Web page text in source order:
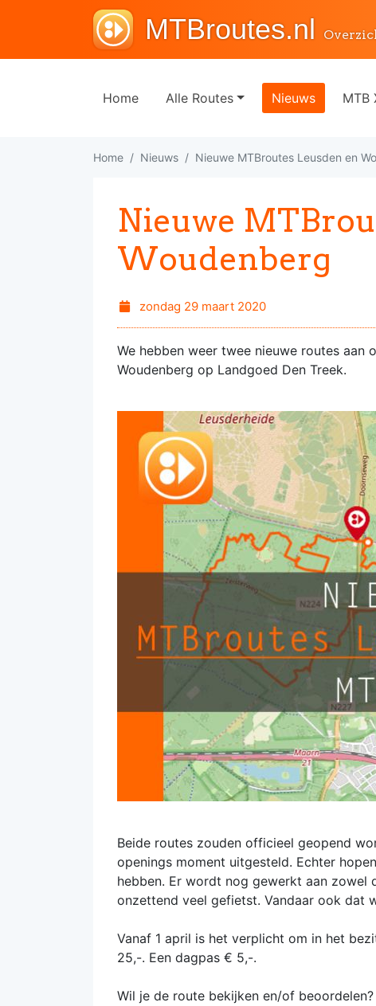
MTBroutes.nl
Home Alle Routes Nieuws MTB
Home Nieuws Nieuwe MTBroutes Leusden en
Nieuwe
Woudenberg
zondag 29 maart 2020
We hebben weer twee nieuwe routes aan
Woudenberg op Landgoed Den Treek.
Beide routes zouden officieel geopend
openings moment uitgesteld. Echter
hebben. Er wordt nog gewerkt aan
onzettend veel gefietst. Vandaar ook dat
Vanaf 1 april is het verplicht om in het
25,-. Een dagpas € 5,-.
Wil je de route bekijken en/of beoordelen?